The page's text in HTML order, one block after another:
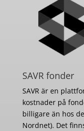
SAVR fonder
SAVR är en
kostnader på
billigare än hos
Nordnet). Det